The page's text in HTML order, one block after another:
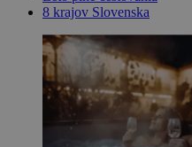
8 krajov Slovenska